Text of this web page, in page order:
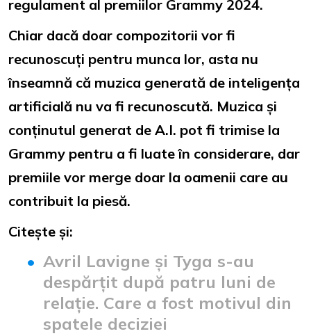
regulament al premiilor Grammy 2024.
Chiar dacă doar compozitorii vor fi
recunoscuți pentru munca lor, asta nu
înseamnă că muzica generată de inteligența
artificială nu va fi recunoscută. Muzica și
conținutul generat de A.I. pot fi trimise la
Grammy pentru a fi luate în considerare, dar
premiile vor merge doar la oamenii care au
contribuit la piesă.
Citește și:
Avril Lavigne și Tyga s-au
despărțit după patru luni de
relație. Care a fost motivul din
spatele deciziei